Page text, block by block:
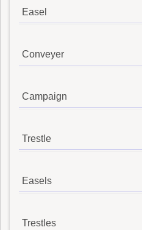
Easel
Conveyer
Campaign
Trestle
Easels
Trestles